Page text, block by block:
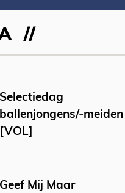
Selectiedag
ballenjongens/-meiden
[VOL]
Geef Mij Maar